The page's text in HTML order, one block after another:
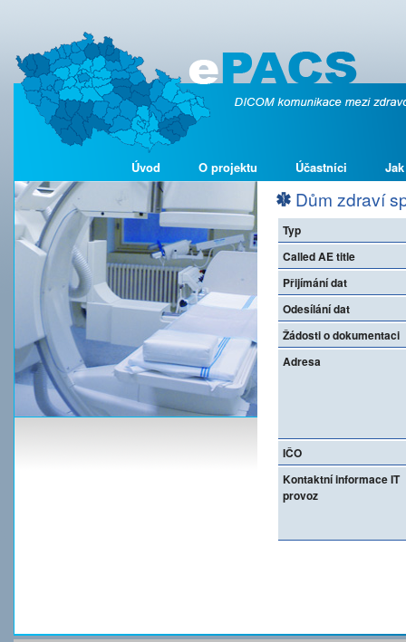
Úvod O projektu Účastníci
Dům zdraví
Typ
Called AE title
Přijímání dat
Odesílání dat
Žádosti o dokumentaci
Adresa
IČO
Kontaktní informace IT
provoz